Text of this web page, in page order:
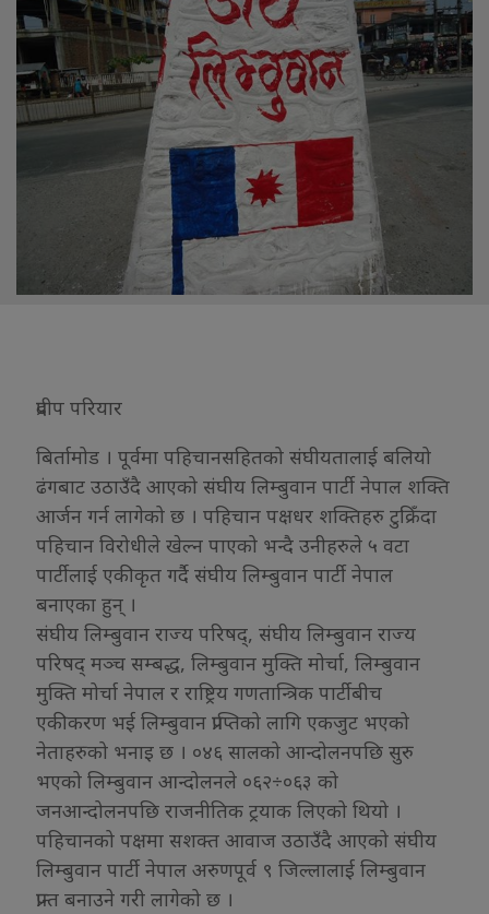
प्रदीप परियार
बिर्तामोड । पूर्वमा पहिचानसहितको संघीयतालाई बलियो
ढंगबाट उठाउँदै आएको संघीय लिम्बुवान पार्टी नेपाल शक्ति
आर्जन गर्न लागेको छ । पहिचान पक्षधर शक्तिहरु टुक्रिँदा
पहिचान विरोधीले खेल्न पाएको भन्दै उनीहरुले ५ वटा
पार्टीलाई एकीकृत गर्दै संघीय लिम्बुवान पार्टी नेपाल
बनाएका हुन् ।
संघीय लिम्बुवान राज्य परिषद्, संघीय लिम्बुवान राज्य
परिषद् मञ्च सम्बद्ध, लिम्बुवान मुक्ति मोर्चा, लिम्बुवान
मुक्ति मोर्चा नेपाल र राष्ट्रिय गणतान्त्रिक पार्टीबीच
एकीकरण भई लिम्बुवान प्राप्तिको लागि एकजुट भएको
नेताहरुको भनाइ छ । ०४६ सालको आन्दोलनपछि सुरु
भएको लिम्बुवान आन्दोलनले ०६२÷०६३ को
जनआन्दोलनपछि राजनीतिक ट्रयाक लिएको थियो ।
पहिचानको पक्षमा सशक्त आवाज उठाउँदै आएको संघीय
लिम्बुवान पार्टी नेपाल अरुणपूर्व ९ जिल्लालाई लिम्बुवान
प्रान्त बनाउने गरी लागेको छ ।